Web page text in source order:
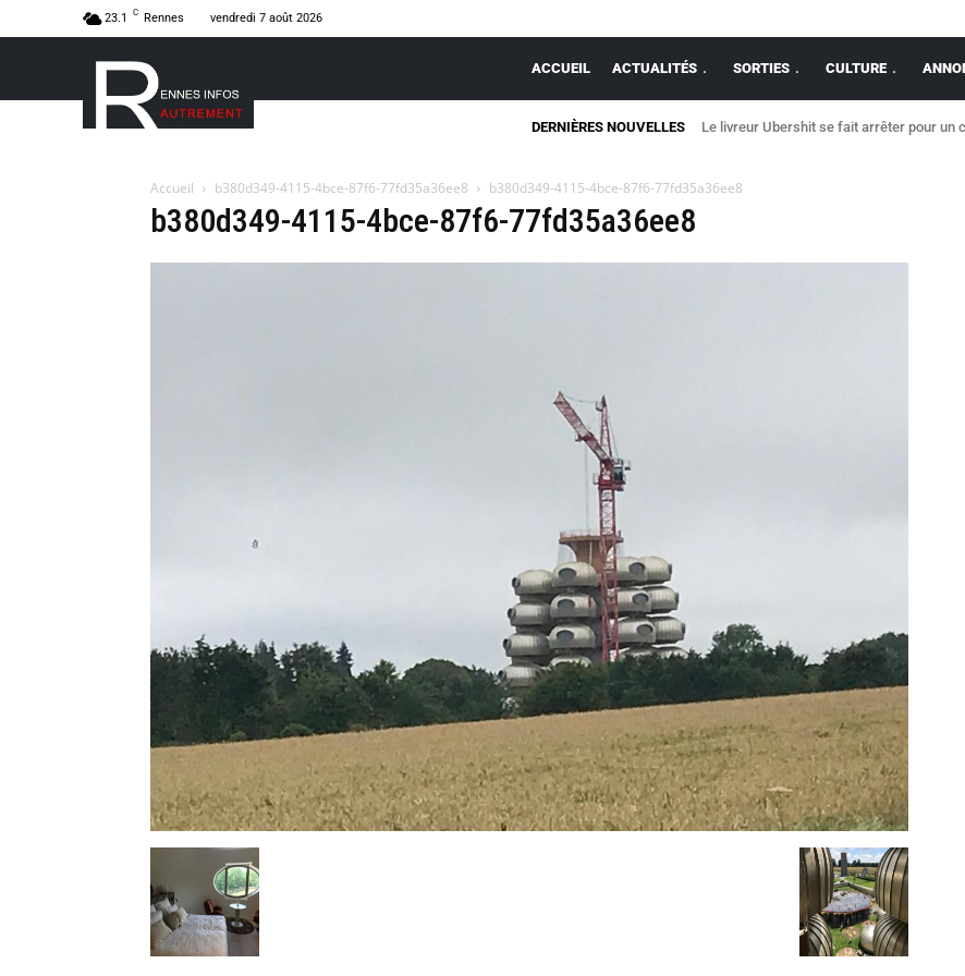
23.1 C Rennes vendredi 7 août 2026
ACCUEIL ACTUALITÉS SORTIES CULTURE
DERNIÈRES NOUVELLES Le livreur Ubershit se fait arrêter pour un
Accueil b380d349-4115-4bce-87f6-77fd35a36ee8 b380d349-4115-4bce-87f6-77fd35a36ee8
b380d349-4115-4bce-87f6-77fd35a36ee8